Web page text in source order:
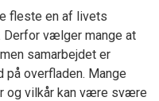
fleste en af livets
Derfor vælger mange at
samarbejdet er
overfladen. Mange
og vilkår kan være svære